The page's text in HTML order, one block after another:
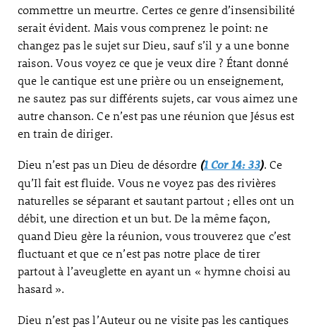
commettre un meurtre. Certes ce genre d’insensibilité
serait évident. Mais vous comprenez le point: ne
changez pas le sujet sur Dieu, sauf s’il y a une bonne
raison. Vous voyez ce que je veux dire ? Étant donné
que le cantique est une prière ou un enseignement,
ne sautez pas sur différents sujets, car vous aimez une
autre chanson. Ce n’est pas une réunion que Jésus est
en train de diriger.
Dieu n’est pas un Dieu de désordre (1 Cor 14: 33). Ce
qu’Il fait est fluide. Vous ne voyez pas des rivières
naturelles se séparant et sautant partout ; elles ont un
débit, une direction et un but. De la même façon,
quand Dieu gère la réunion, vous trouverez que c’est
fluctuant et que ce n’est pas notre place de tirer
partout à l’aveuglette en ayant un « hymne choisi au
hasard ».
Dieu n’est pas l’Auteur ou ne visite pas les cantiques